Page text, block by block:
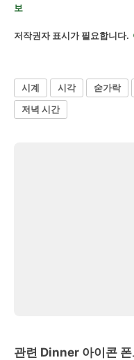
보
저작권자 표시가 필요합니다.
시계 시각 숟가락
저녁 시간
관련 Dinner 아이콘